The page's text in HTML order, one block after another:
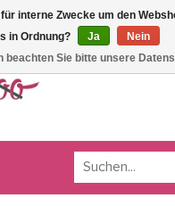
daher können Sie
bestellen.
interne Zwecke um den
in Ordnung?
Ja
Nein
beachten Sie bitte unsere